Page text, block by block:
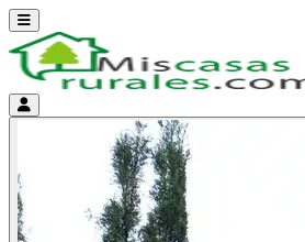
Abrir menú
Menú de cuenta